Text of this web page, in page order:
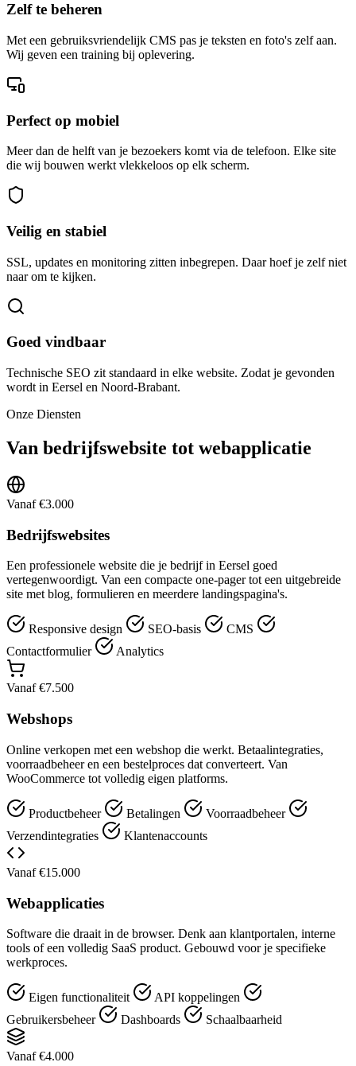
Zelf te beheren
Met een gebruiksvriendelijk CMS pas je teksten en foto's zelf aan.
Wij geven een training bij oplevering.
Perfect op mobiel
Meer dan de helft van je bezoekers komt via de telefoon. Elke site
die wij bouwen werkt vlekkeloos op elk scherm.
Veilig en stabiel
SSL, updates en monitoring zitten inbegrepen. Daar hoef je zelf niet
naar om te kijken.
Goed vindbaar
Technische SEO zit standaard in elke website. Zodat je gevonden
wordt in Eersel en Noord-Brabant.
Onze Diensten
Van bedrijfswebsite tot webapplicatie
Vanaf €3.000
Bedrijfswebsites
Een professionele website die je bedrijf in Eersel goed
vertegenwoordigt. Van een compacte one-pager tot een uitgebreide
site met blog, formulieren en meerdere landingspagina's.
Responsive design SEO-basis
CMS
Contactformulier
Analytics
Vanaf €7.500
Webshops
Online verkopen met een webshop die werkt. Betaalintegraties,
voorraadbeheer en een bestelproces dat converteert. Van
WooCommerce tot volledig eigen platforms.
Productbeheer Betalingen
Voorraadbeheer
Verzendintegraties
Klantenaccounts
Vanaf €15.000
Webapplicaties
Software die draait in de browser. Denk aan klantportalen, interne
tools of een volledig SaaS product. Gebouwd voor je specifieke
werkproces.
Eigen functionaliteit
API koppelingen
Gebruikersbeheer
Dashboards Schaalbaarheid
Vanaf €4.000